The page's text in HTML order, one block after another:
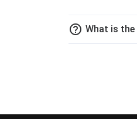
help_outline What is the